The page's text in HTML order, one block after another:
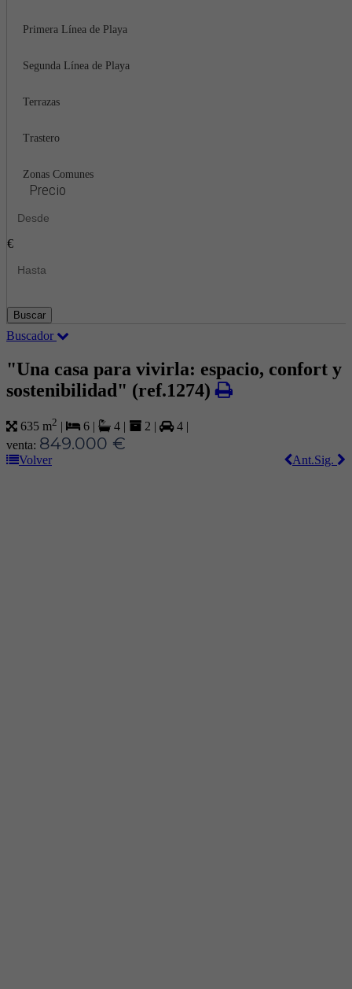
Primera Línea de Playa
Segunda Línea de Playa
Terrazas
Trastero
Zonas Comunes
Precio
€
Buscar
Buscador
"Una casa para vivirla: espacio, confort y
sostenibilidad" (ref.1274)
635 m2 | 6 | 4 | 2 | 4 |
venta: 849.000 €
Volver Sig.
Ant.